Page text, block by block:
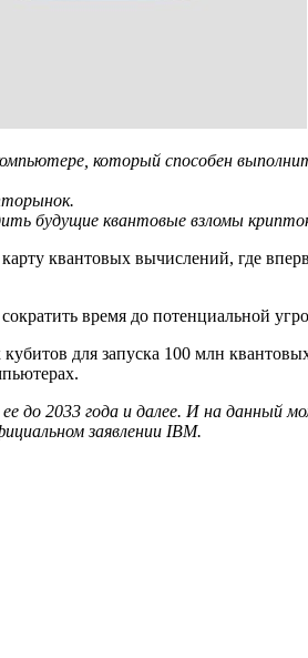
который способен
будущие квантовые взломы
квантовых вычислений, где
время до потенциальной
для запуска 100 млн
до 2033 года и далее. И на данный
заявлении IBM.